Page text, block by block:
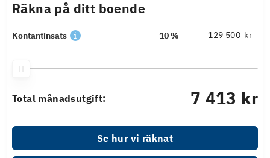
Räkna på ditt boende
Kontantinsats 10 % kr
Total månadsutgift: 7 413 kr
Se hur vi räknat